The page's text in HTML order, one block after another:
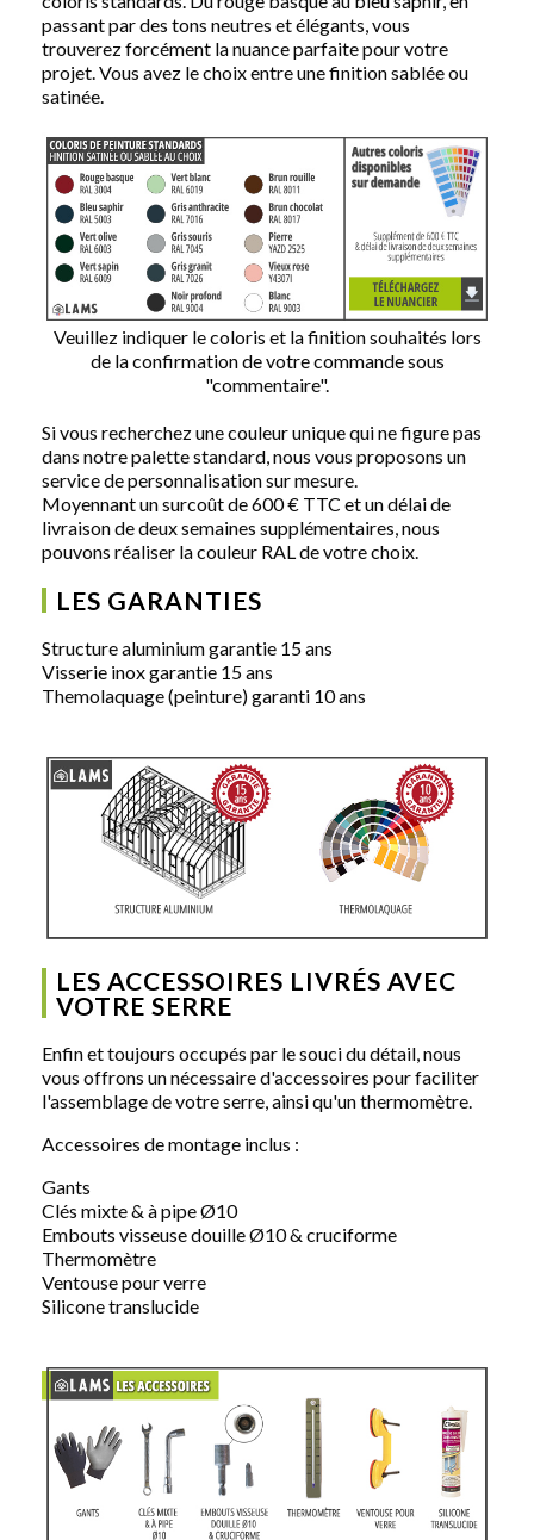
passant par des tons neutres et élégants, vous
trouverez forcément la nuance parfaite pour votre
projet. Vous avez le choix entre une finition sablée ou
satinée.
Veuillez indiquer le coloris et la finition souhaités lors
de la confirmation de votre commande sous
"commentaire".
Si vous recherchez une couleur unique qui ne figure pas
dans notre palette standard, nous vous proposons un
service de personnalisation sur mesure.
Moyennant un surcoût de 600 € TTC et un délai de
livraison de deux semaines supplémentaires, nous
pouvons réaliser la couleur RAL de votre choix.
LES GARANTIES
Structure aluminium garantie 15 ans
Visserie inox garantie 15 ans
Themolaquage (peinture) garanti 10 ans
LES ACCESSOIRES LIVRÉS AVEC
VOTRE SERRE
Enfin et toujours occupés par le souci du détail, nous
vous offrons un nécessaire d'accessoires pour faciliter
l'assemblage de votre serre, ainsi qu'un thermomètre.
Accessoires de montage inclus :
Gants
Clés mixte & à pipe Ø10
Embouts visseuse douille Ø10 & cruciforme
Thermomètre
Ventouse pour verre
Silicone translucide